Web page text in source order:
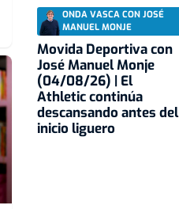
ONDA VASCA CON JOSÉ
MANUEL MONJE
Movida Deportiva con
José Manuel Monje
(04/08/26) | El
Athletic continúa
descansando antes del
inicio liguero